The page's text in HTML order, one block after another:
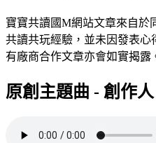
寶寶共讀國M網站文章來自於
共讀共玩經驗，並未因發表
有廠商合作文章亦會如實揭露
原創主題曲 - 創作